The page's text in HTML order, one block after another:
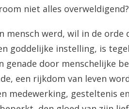
niet alles overweldigend?
mensch werd, wil in de orde
goddelijke instelling, is
genade door menschelijke
een rijkdom van leven
medewerking, gesteltenis en